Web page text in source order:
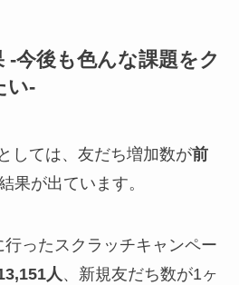
-今後も色んな課題をク
い-
しては、友だち増加数が前
果が出ています。
ったスクラッチキャンペー
人、新規友だち数が1ヶ